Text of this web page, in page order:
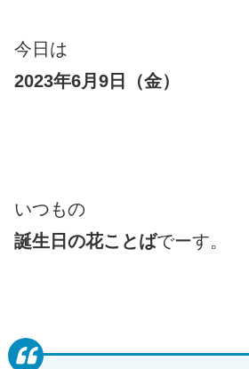
今日は
2023年6月9日（金）
いつもの
誕生日の花ことばでーす。